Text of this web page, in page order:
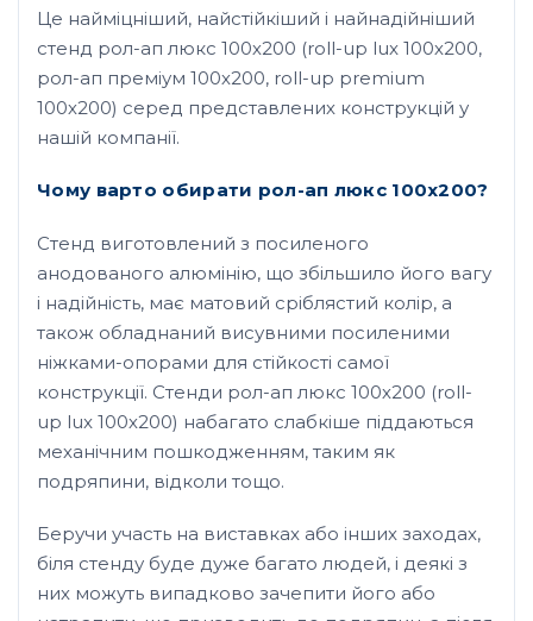
Це найміцніший, найстійкіший і найнадійніший
стенд рол-ап люкс 100х200 (roll-up lux 100х200,
рол-ап преміум 100х200, roll-up premium
100х200) серед представлених конструкцій у
нашій компанії.
Чому варто обирати рол-ап люкс 100х200?
Стенд виготовлений з посиленого
анодованого алюмінію, що збільшило його вагу
і надійність, має матовий сріблястий колір, а
також обладнаний висувними посиленими
ніжками-опорами для стійкості самої
конструкції. Стенди рол-ап люкс 100х200 (roll-
up lux 100х200) набагато слабкіше піддаються
механічним пошкодженням, таким як
подряпини, відколи тощо.
Беручи участь на виставках або інших заходах,
біля стенду буде дуже багато людей, і деякі з
них можуть випадково зачепити його або